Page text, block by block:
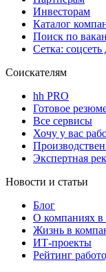
Инвесторам
Каталог
Поиск по
Сетка: соцсеть
Соискателям
hh PRO
Готовое
Все сервисы
Хочу у вас
Экспертная
Новости и статьи
Блог
О компаниях в
Жизнь в
ИТ-проекты
Рейтинг